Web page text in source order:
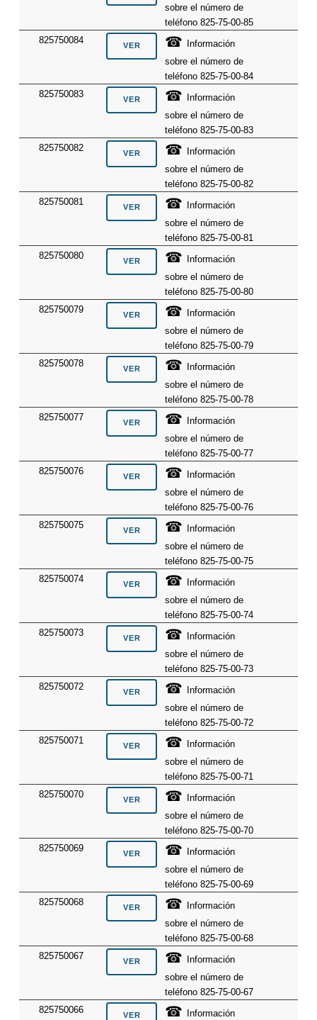
sobre el número de
teléfono 825-75-00-85
825750084
☎
Información
sobre el número de
teléfono 825-75-00-84
825750083
☎
Información
sobre el número de
teléfono 825-75-00-83
825750082
☎
Información
sobre el número de
teléfono 825-75-00-82
825750081
☎
Información
sobre el número de
teléfono 825-75-00-81
825750080
☎
Información
sobre el número de
teléfono 825-75-00-80
825750079
☎
Información
sobre el número de
teléfono 825-75-00-79
825750078
☎
Información
sobre el número de
teléfono 825-75-00-78
825750077
☎
Información
sobre el número de
teléfono 825-75-00-77
825750076
☎
Información
sobre el número de
teléfono 825-75-00-76
825750075
☎
Información
sobre el número de
teléfono 825-75-00-75
825750074
☎
Información
sobre el número de
teléfono 825-75-00-74
825750073
☎
Información
sobre el número de
teléfono 825-75-00-73
825750072
☎
Información
sobre el número de
teléfono 825-75-00-72
825750071
☎
Información
sobre el número de
teléfono 825-75-00-71
825750070
☎
Información
sobre el número de
teléfono 825-75-00-70
825750069
☎
Información
sobre el número de
teléfono 825-75-00-69
825750068
☎
Información
sobre el número de
teléfono 825-75-00-68
825750067
☎
Información
sobre el número de
teléfono 825-75-00-67
825750066
☎
Información